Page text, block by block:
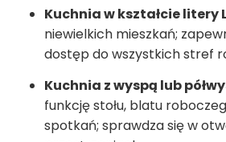
Kuchnia w kształcie litery
niewielkich mieszkań;
dostęp do wszystkich stref
Kuchnia z wyspą lub
funkcję stołu, blatu
spotkań; sprawdza się w